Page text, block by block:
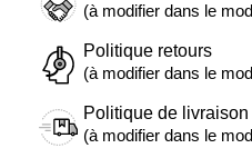
(à modifier dans le
Politique retours
(à modifier dans le
Politique de livraison
(à modifier dans le